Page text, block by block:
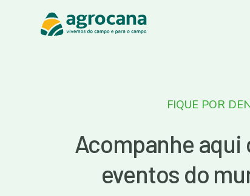
FIQUE POR
Acompanhe aqui
eventos do